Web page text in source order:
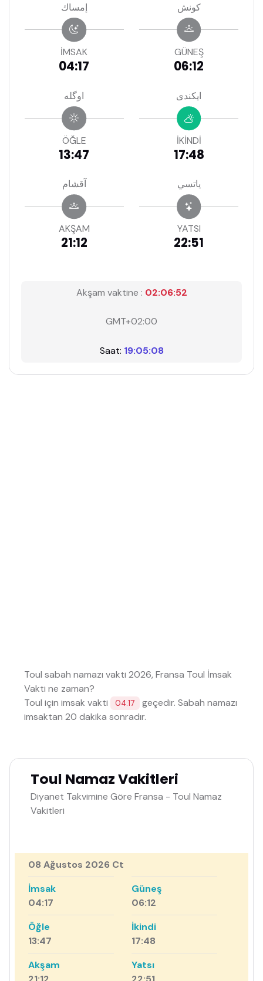
إمساك
İMSAK
04:17
كونش
GÜNEŞ
06:12
اوگله
ÖĞLE
13:47
ايكندى
İKİNDİ
17:48
آقشام
AKŞAM
21:12
ياتسي
YATSI
22:51
Akşam vaktine :02:06:51
GMT+02:00
Saat: 19:05:09
Toul sabah namazı vakti 2026, Fransa Toul İmsak
Vakti ne zaman?
Toul için imsak vakti
04:17
geçedir. Sabah namazı
imsaktan 20 dakika sonradır.
Toul Namaz Vakitleri
Diyanet Takvimine Göre Fransa - Toul Namaz
Vakitleri
08 Ağustos 2026 Ct
İmsak
04:17
Güneş
06:12
Öğle
13:47
İkindi
17:48
Akşam
Yatsı